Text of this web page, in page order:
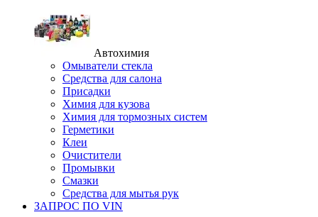
Автохимия
Омыватели стекла
Средства для салона
Присадки
Химия для кузова
Химия для тормозных систем
Герметики
Клеи
Очистители
Промывки
Смазки
Средства для мытья рук
ЗАПРОС ПО VIN